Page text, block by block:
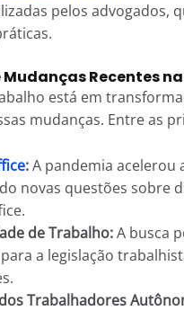
pelos advogados,
Mudanças Recentes
está em
mudanças. Entre as
:A pandemia acelerou
novas questões sobre
de Trabalho:A busca
a legislação
Trabalhadores